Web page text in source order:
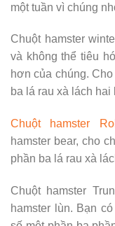
một tuần vì chúng
Chuột hamster
và không thể tiêu
hơn của chúng.
ba lá rau xà lách hai
Chuột hamster
hamster bear, cho
phần ba lá rau xà
Chuột hamster
hamster lùn. Bạn